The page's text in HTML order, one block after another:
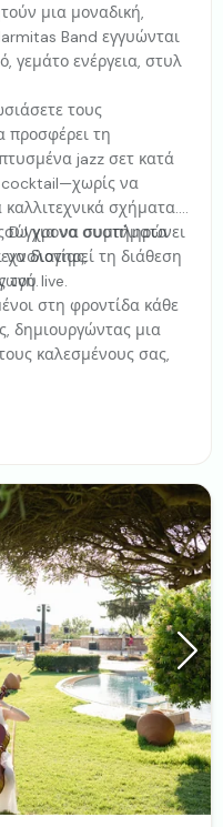
μια μοναδική,
Band εγγυώνται
γεμάτο ενέργεια, στυλ
τους
προσφέρει τη
jazz σετ κατά
cocktail—χωρίς να
καλλιτεχνικά σχήματα.
DJ για να συμπληρώνει
διατηρεί τη διάθεση
του live.
σύγχρονα συστήματα
στη φροντίδα κάθε
δημιουργώντας μια
καλεσμένους σας,